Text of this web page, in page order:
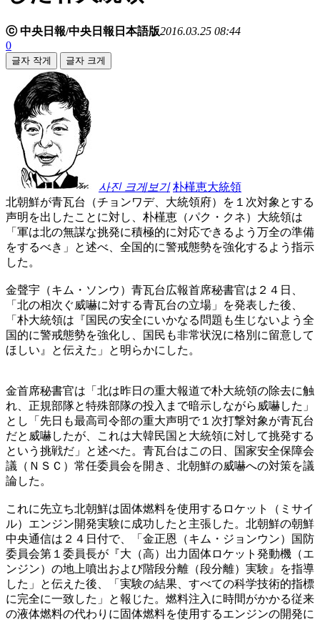
ⓒ 中央日報/中央日報日本語版2016.03.25 08:44
0
글자 작게 글자 크게
사진 크게보기 朴槿恵大統領
北朝鮮が青瓦台（チョンワデ、大統領府）を１次対象とする
声明を出したことに対し、朴槿恵（パク・クネ）大統領は
「軍は北の無謀な挑発に積極的に対応できるよう万全の準備
をするべき」と述べ、全国的に警戒態勢を強化するよう指示
した。
金聲宇（キム・ソンウ）青瓦台広報首席秘書官は２４日、
「北の相次ぐ威嚇に対する青瓦台の立場」を発表した後、
「朴大統領は『国民の安全にいかなる問題も生じないよう全
国的に警戒態勢を強化し、国民も非常状況に格別に留意して
ほしい』と伝えた」と明らかにした。
金首席秘書官は「北は昨日の重大報道で朴大統領の除去に触
れ、正規部隊と特殊部隊の投入まで暗示しながら威嚇した」
とし「先日も最高司令部の重大声明で１次打撃対象が青瓦台
だと威嚇したが、これは大韓民国と大統領に対して挑発する
という挑戦だ」と述べた。青瓦台はこの日、国家安全保障会
議（ＮＳＣ）常任委員会を開き、北朝鮮の威嚇への対策を議
論した。
これに先立ち北朝鮮は固体燃料を使用するロケット（ミサイ
ル）エンジン開発実験に成功したと主張した。北朝鮮の朝鮮
中央通信は２４日付で、「金正恩（キム・ジョンウン）国防
委員会第１委員長が『大（高）出力固体ロケット発動機（エ
ンジン）の地上噴出および階段分離（段分離）実験』を指導
した」と伝えた後、「実験の結果、すべての科学技術的指標
に完全に一致した」と報じた。燃料注入に時間がかかる従来
の液体燃料の代わりに固体燃料を使用するエンジンの開発に